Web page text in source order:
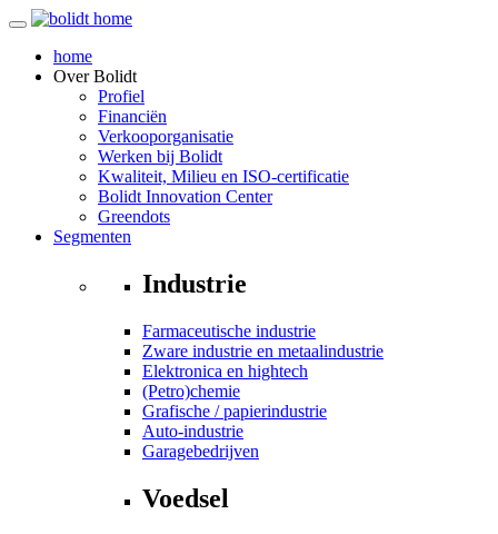
home
OverBolidt
Profiel
Financiën
Verkooporganisatie
Werken bij Bolidt
Kwaliteit, Milieu en ISO-certificatie
Bolidt Innovation Center
Greendots
Segmenten
Industrie
Farmaceutische industrie
Zware industrie en metaalindustrie
Elektronica en hightech
(Petro)chemie
Grafische / papierindustrie
Auto-industrie
Garagebedrijven
Voedsel